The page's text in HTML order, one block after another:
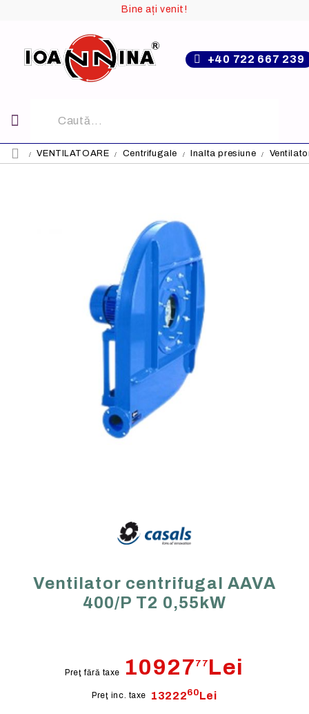
Bine ați venit!
+40 722 667 239
VENTILATOARE Centrifugale Inalta presiune
Ventilator centrifugal AAVA
400/P T2 0,55kW
Preţ fără taxe 10927 77 Lei
Preţ inc. taxe 1322260Lei